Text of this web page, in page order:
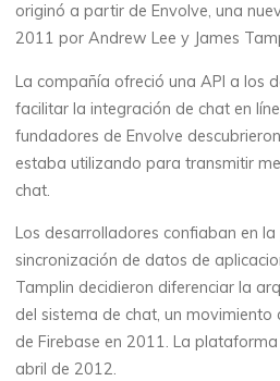
originó a partir de Envolve, una
2011 por Andrew Lee y James
La compañía ofreció una API a los
facilitar la integración de chat en
fundadores de Envolve
estaba utilizando para transmitir
chat.
Los desarrolladores confiaban en
sincronización de datos de
Tamplin decidieron diferenciar la
del sistema de chat, un movimiento
de Firebase en 2011. La
abril de 2012.